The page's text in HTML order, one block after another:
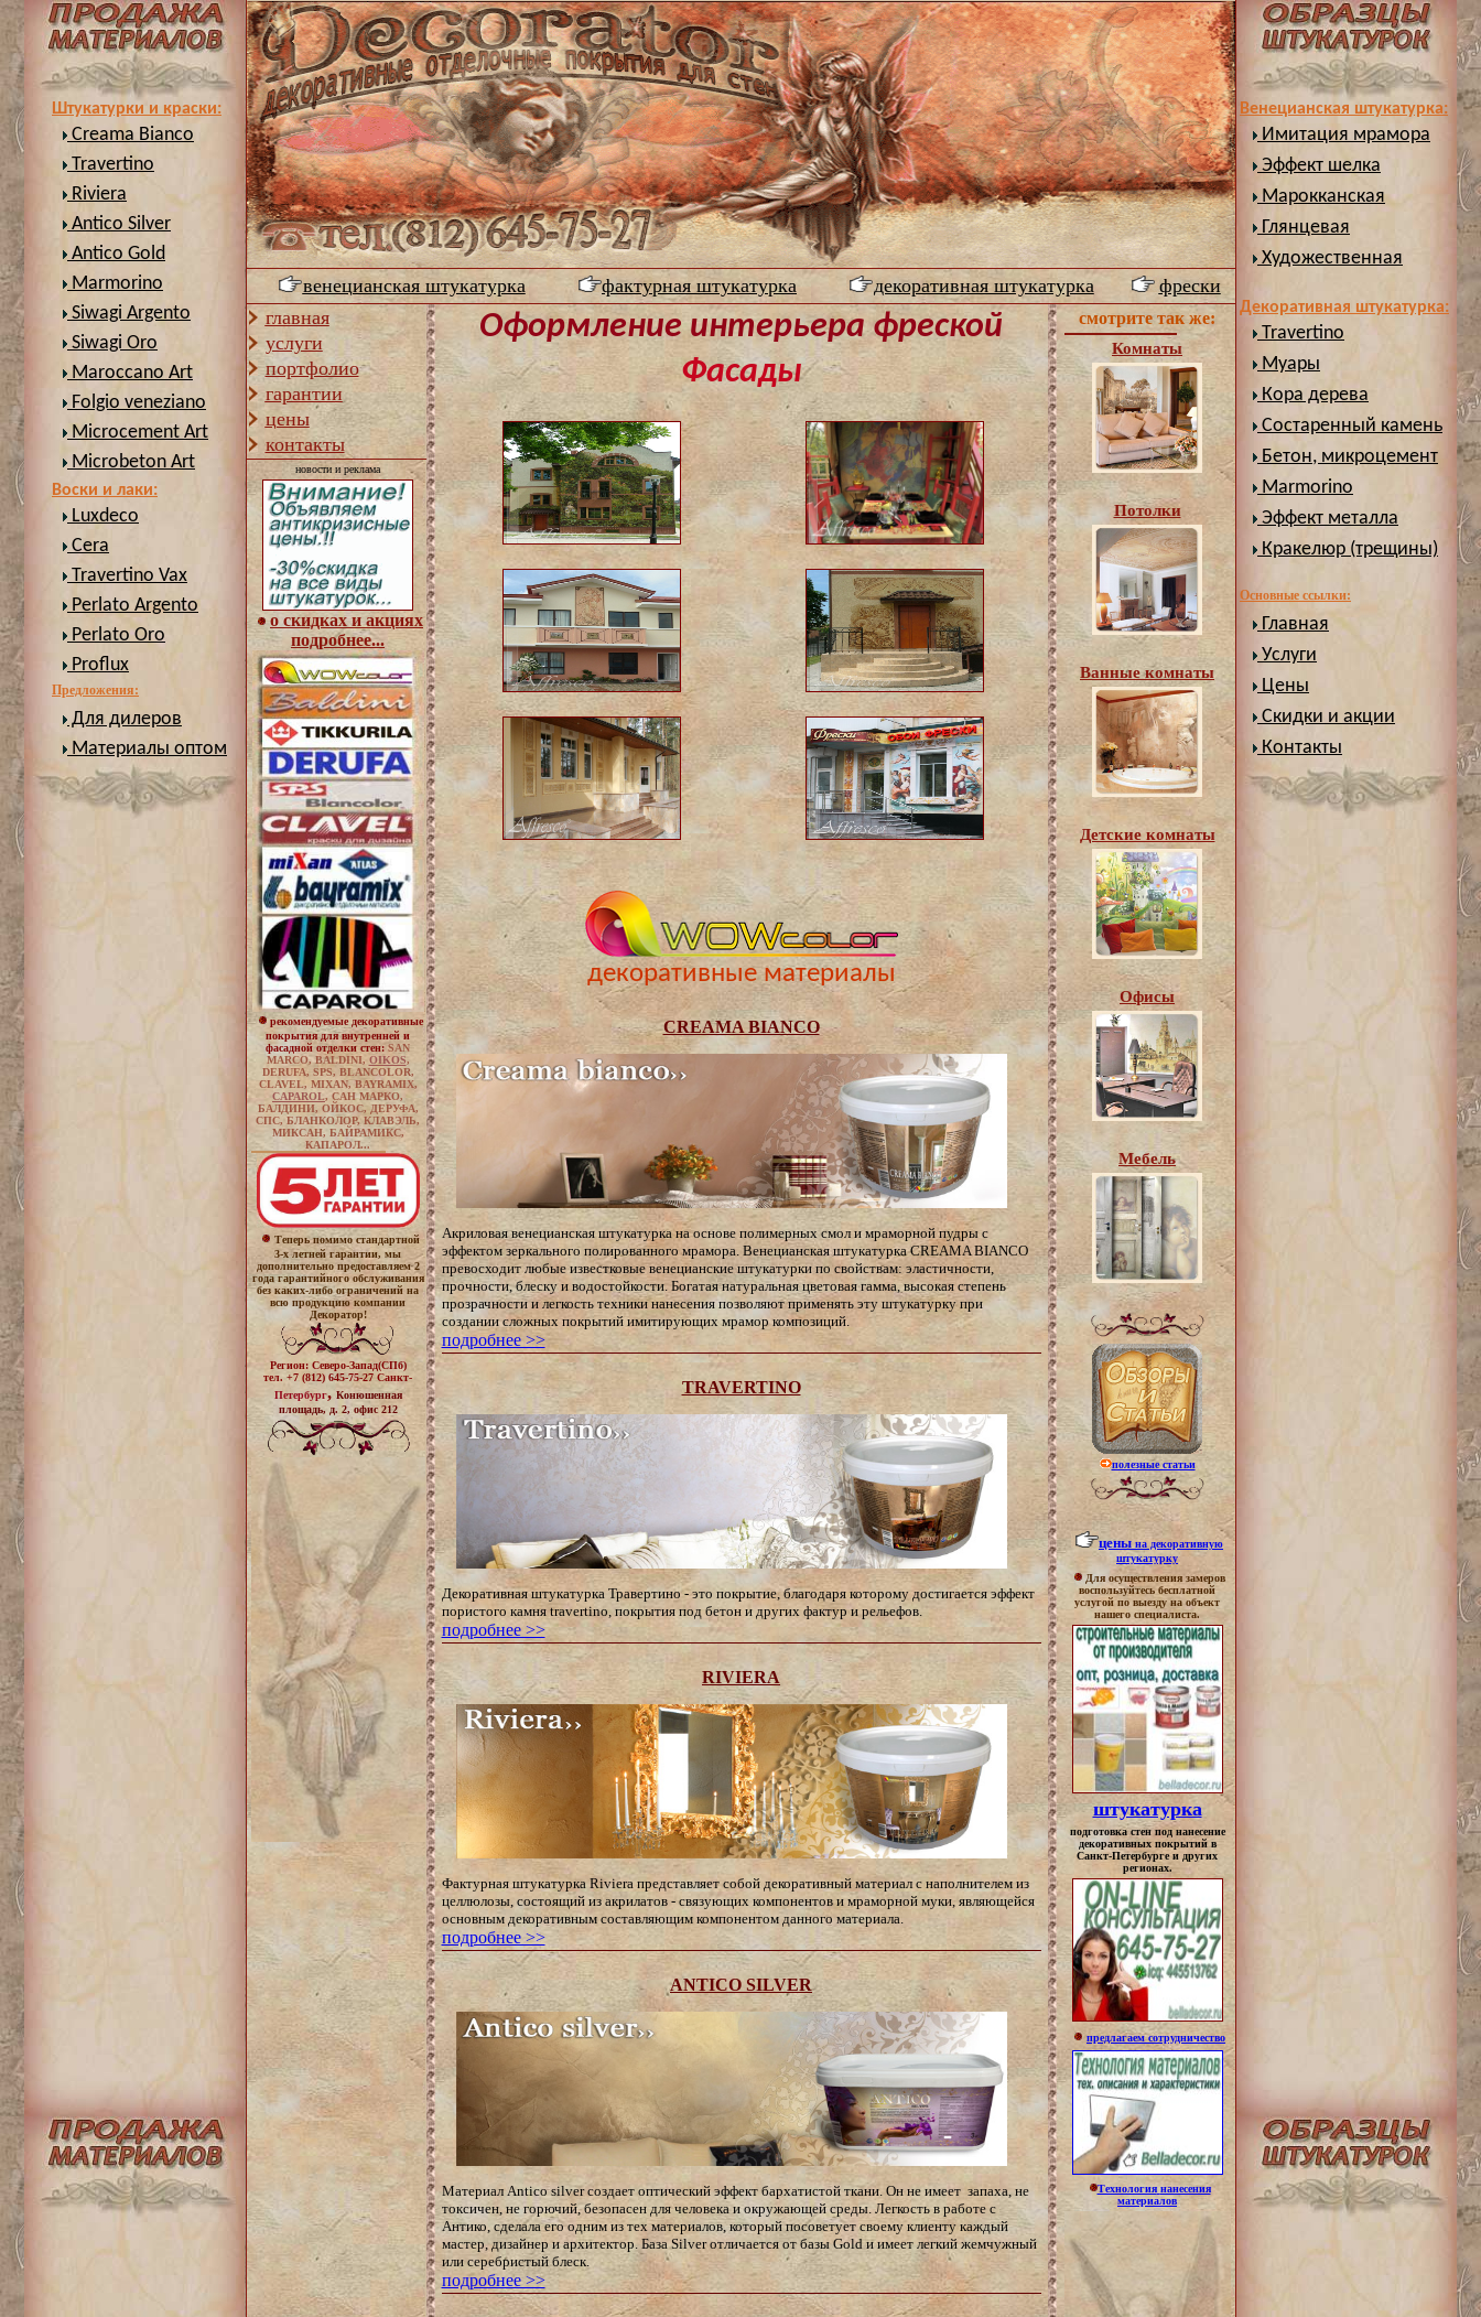
Штукатурки и краски:
Creama Bianco
Travertino
Riviera
Antico Silver
Antico Gold
Marmorino
Siwagi Argento
Siwagi Oro
Maroccano Art
Folgio veneziano
Microcement Art
Microbeton Art
Воски и лаки:
Luxdeco
Cera
Travertino Vax
Perlato Argento
Perlato Oro
Proflux
Предложения:
Для дилеров
Материалы оптом
Венецианская штукатурка:
Имитация мрамора
Эффект шелка
Марокканская
Глянцевая
Художественная
Декоративная штукатурка:
Travertino
Муары
Кора дерева
Состаренный камень
Бетон, микроцемент
Marmorino
Эффект металла
Кракелюр (трещины)
Основные ссылки:
Главная
Услуги
Цены
Скидки и акции
Контакты
венецианская штукатурка фактурная штукатурка декоративная штукатурка
фрески
главная
услуги
портфолио
гарантии
цены
контакты
новости и реклама
о скидках и акциях
подробнее...
рекомендуемые декоративные
покрытия для внутренней и
фасадной отделки стен: SAN
MARCO, BALDINI, OIKOS,
DERUFA, SPS, BLANCOLOR,
CLAVEL, MIXAN,BAYRAMIX,
CAPAROL, САН МАРКО,
БАЛДИНИ, ОЙКОС, ДЕРУФА,
СПС, БЛАНКОЛОР, КЛАВЭЛЬ,
МИКСАН, БАЙРАМИКС,
КАПАРОЛ...
Теперь помимо стандартной
3-х летней гарантии, мы
дополнительно предоставляем 2
года гарантийного обслуживания
без каких-либо ограничений на
всю продукцию компании
Декоратор!
Регион: Северо-Запад(СПб)
тел. +7 (812) 645-75-27 Санкт-
Петербург, Конюшенная
площадь, д. 2, офис 212
Оформление интерьера фреской
Фасады
декоративные материалы
CREAMA BIANCO
Акриловая венецианская штукатурка на основе полимерных смол и мраморной пудры с
эффектом зеркального полированного мрамора. Венецианская штукатурка CREAMA BIANCO
превосходит любые известковые венецианские штукатурки по свойствам: эластичности,
прочности, блеску и водостойкости. Богатая натуральная цветовая гамма, высокая степень
прозрачности и легкость техники нанесения позволяют применять эту штукатурку при
создании сложных покрытий имитирующих мрамор композиций.
подробнее >>
TRAVERTINO
Декоративная штукатурка Травертино - это покрытие, благодаря которому достигается эффект
пористого камня travertino, покрытия под бетон и других фактур и рельефов.
подробнее >>
RIVIERA
Фактурная штукатурка Riviera представляет собой декоративный материал с наполнителем из
целлюлозы, состоящий из акрилатов - связующих компонентов и мраморной муки, являющейся
основным декоративным составляющим компонентом данного материала.
подробнее >>
ANTICO SILVER
Материал Antico silver создает оптический эффект бархатистой ткани. Он не имеет запаха, не
токсичен, не горючий, безопасен для человека и окружающей среды. Легкость в работе с
Антико, сделала его одним из тех материалов, который посоветует своему клиенту каждый
мастер, дизайнер и архитектор. База Silver отличается от базы Gold и имеет легкий жемчужный
или серебристый блеск.
подробнее >>
смотрите так же:
Комнаты
Потолки
Ванные комнаты
Детские комнаты
Офисы
Мебель
полезные статьи
цены на декоративную
штукатурку
Для осуществления замеров
воспользуйтесь бесплатной
услугой по выезду на объект
нашего специалиста.
штукатурка
подготовка стен под нанесение
декоративных покрытий в
Санкт-Петербурге и других
регионах.
предлагаем сотрудничество
Технология нанесения
материалов